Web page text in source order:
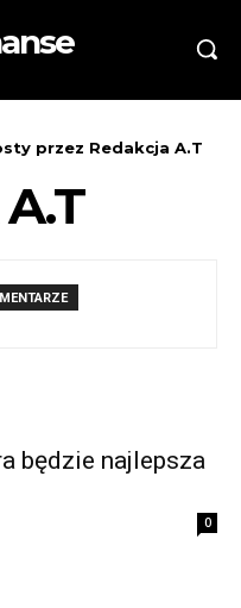
przez Redakcja A.T
będzie najlepsza
0